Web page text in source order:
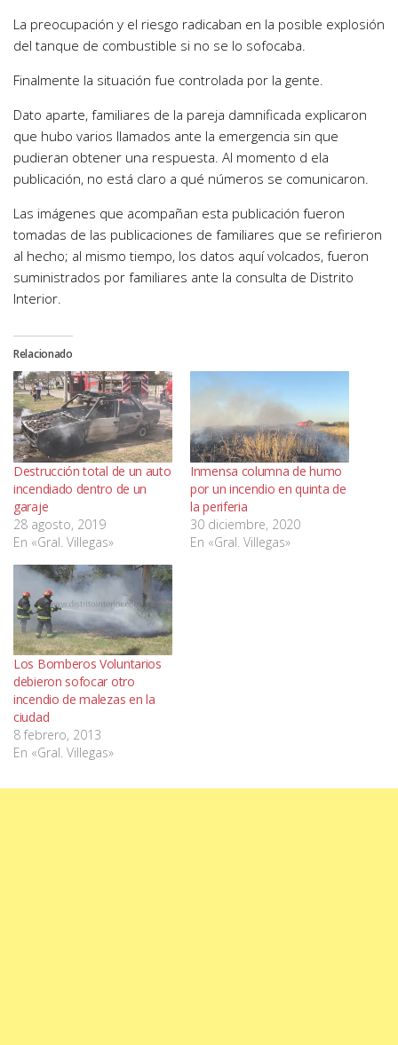
La preocupación y el riesgo radicaban en la posible explosión
del tanque de combustible si no se lo sofocaba.
Finalmente la situación fue controlada por la gente.
Dato aparte, familiares de la pareja damnificada explicaron
que hubo varios llamados ante la emergencia sin que
pudieran obtener una respuesta. Al momento d ela
publicación, no está claro a qué números se comunicaron.
Las imágenes que acompañan esta publicación fueron
tomadas de las publicaciones de familiares que se refirieron
al hecho; al mismo tiempo, los datos aquí volcados, fueron
suministrados por familiares ante la consulta de Distrito
Interior.
Relacionado
Destrucción total de un auto
incendiado dentro de un
garaje
28 agosto, 2019
En «Gral. Villegas»
Inmensa columna de humo
por un incendio en quinta de
la periferia
30 diciembre, 2020
En «Gral. Villegas»
Los Bomberos Voluntarios
debieron sofocar otro
incendio de malezas en la
ciudad
8 febrero, 2013
En «Gral. Villegas»